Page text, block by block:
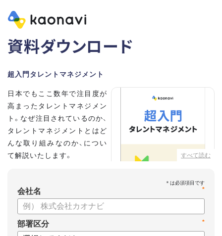
資料ダウンロード
超入門タレントマネジメント
すべて読む
日本でもここ数年で注目度が
高まったタレントマネジメン
ト。なぜ注目されているのか、
タレントマネジメントとはど
んな取り組みなのか、につい
て解説いたします。
・タレントマネジメントが注
目される背景
・タレントマネジメントの定義
・タレントマネジメントの目的
*
会社名
*
部署区分